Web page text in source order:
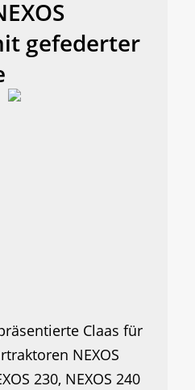
gefederter
Claas für
NEXOS
230, NEXOS 240